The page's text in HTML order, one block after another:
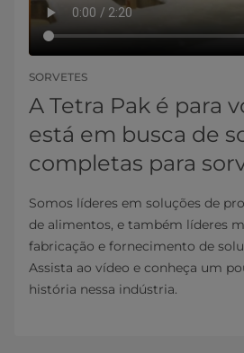
SORVETES
A Tetra Pak é para
está em busca de
completas para
Somos líderes em soluções de
de alimentos, e também líderes
fabricação e fornecimento de
Assista ao vídeo e conheça um
história nessa indústria.